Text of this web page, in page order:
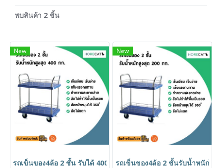
พบสินค้า 2 ชิ้น
New
รถเข็นของ4ล้อ 2 ชั้น รับได้ 400 กก. โดนน้ำได้ ไม่เป็นสนิม เข็นเบาล้
New
รถเข็นของ4ล้อ 2 ชั้นรับน้ำหนักได้